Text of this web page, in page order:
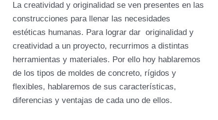
La creatividad y originalidad se ven presentes en las
construcciones para llenar las necesidades
estéticas humanas. Para lograr dar originalidad y
creatividad a un proyecto, recurrimos a distintas
herramientas y materiales. Por ello hoy hablaremos
de los tipos de moldes de concreto, rígidos y
flexibles, hablaremos de sus características,
diferencias y ventajas de cada uno de ellos.